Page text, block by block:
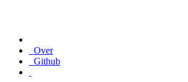
Over
Github